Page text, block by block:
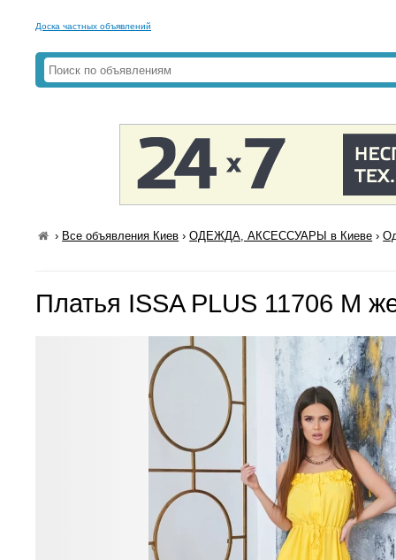
Доска частных объявлений
› Все объявления Киев ›ОДЕЖДА, АКСЕССУАРЫ в Киеве ›
Платья ISSA PLUS 11706 M